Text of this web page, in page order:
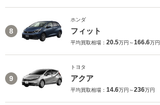
8
ホンダ
フィット
平均買取相場： 20.5万円～166.6万円
9
トヨタ
アクア
平均買取相場： 14.6万円～236万円